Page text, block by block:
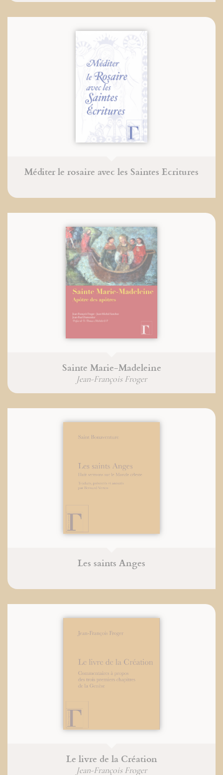
Méditer le rosaire avec les Saintes Ecritures
Sainte Marie-Madeleine
Jean-François Froger
Les saints Anges
Le livre de la Création
Jean-François Froger